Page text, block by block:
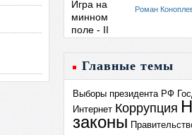
Роман
Главные темы
Выборы президента РФ
Интернет Коррупция
законы